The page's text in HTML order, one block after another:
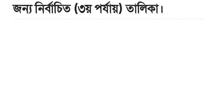
জন্য নির্বাচিত (৩য় পর্যায়) তালিকা।